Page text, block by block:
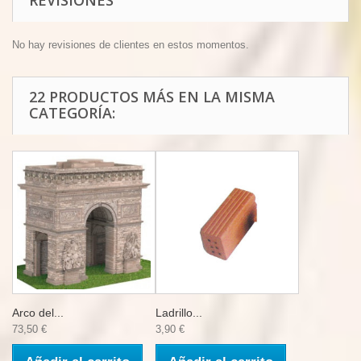
No hay revisiones de clientes en estos momentos.
22 PRODUCTOS MÁS EN LA MISMA
CATEGORÍA:
Arco del...
73,50 €
Ladrillo...
3,90 €